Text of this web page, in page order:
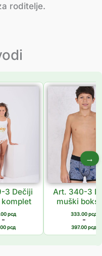
roditelje.
3 Dečiji
рсд
–
рсд
Распон
735.00 рсд
до
861.00 рсд
Art. 340-3
muški boks
333.00рсд
–
397.00рсд
Распон
цена:
од
333.00
до
397.00
→